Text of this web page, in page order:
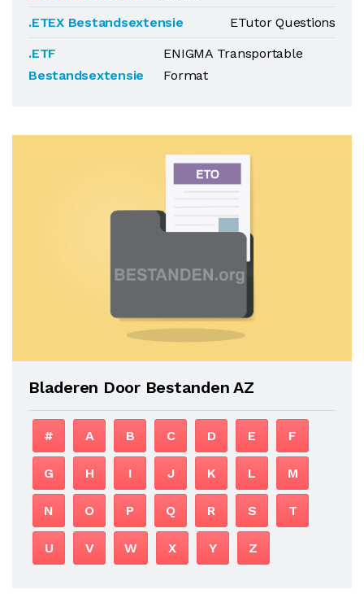
.ETEX Bestandsextensie
ETutor Questions
.ETF
Bestandsextensie
ENIGMA Transportable
Format
Bladeren Door Bestanden AZ
# A B C D E F
G H I J K L M
N O P Q R S T
U V W X Y Z